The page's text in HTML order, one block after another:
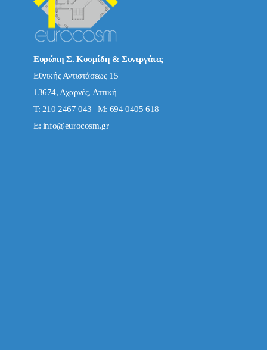
Ευρώπη Σ. Κοσμίδη & Συνεργάτες
Εθνικής Αντιστάσεως 15
13674, Αχαρνές, Αττική
Τ: 210 2467 043 | Μ: 694 0405 618
E: info@eurocosm.gr